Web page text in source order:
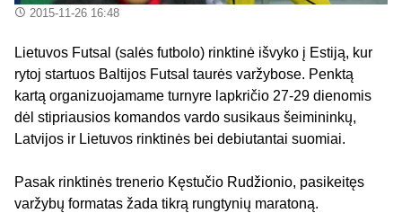
2015-11-26 16:48
Lietuvos Futsal (salės futbolo) rinktinė išvyko į Estiją, kur
rytoj startuos Baltijos Futsal taurės varžybose. Penktą
kartą organizuojamame turnyre lapkričio 27-29 dienomis
dėl stipriausios komandos vardo susikaus šeimininkų,
Latvijos ir Lietuvos rinktinės bei debiutantai suomiai.
Pasak rinktinės trenerio Kęstučio Rudžionio, pasikeitęs
varžybų formatas žada tikrą rungtynių maratoną.